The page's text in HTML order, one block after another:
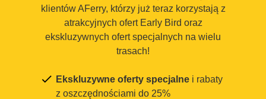
klientów AFerry, którzy już teraz korzystają z
atrakcyjnych ofert Early Bird oraz
ekskluzywnych ofert specjalnych na wielu
trasach!
Ekskluzywne oferty specjalne i rabaty
z oszczędnościami do 25%